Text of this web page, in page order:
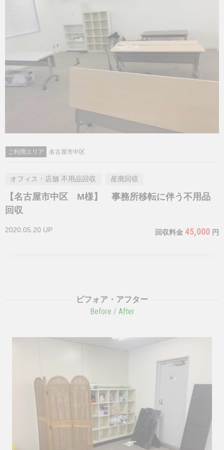
ご利用エリア 名古屋市中区
オフィス・店舗 不用品回収 産廃回収
【名古屋市中区 M様】 事務所移転に伴う不用品
回収
2020.05.20 UP 回収料金 45,000 円
ビフォア・アフター
Before / After